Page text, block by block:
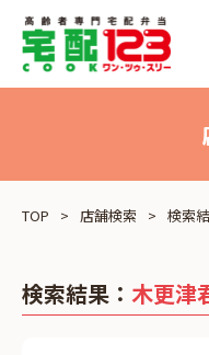
TOP 店舗検索 検索
検索結果： 木更津